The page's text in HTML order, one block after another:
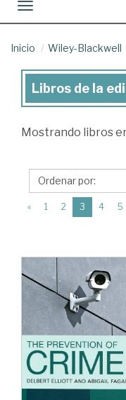
Toggle navigation
Inicio Wiley-Blackwell
Libros
la
Wiley-
Blackwell
Libros de la
Mostrando libros
« 1 2 3 (current)
4 5